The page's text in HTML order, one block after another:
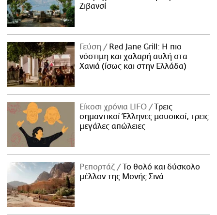
Ζιβανσί
Γεύση
Red Jane Grill: Η πιο
νόστιμη και χαλαρή αυλή στα
Χανιά (ίσως και στην Ελλάδα)
Είκοσι χρόνια LIFO
Tρεις
σημαντικοί Έλληνες μουσικοί, τρεις
μεγάλες απώλειες
Ρεπορτάζ
Το θολό και δύσκολο
μέλλον της Μονής Σινά